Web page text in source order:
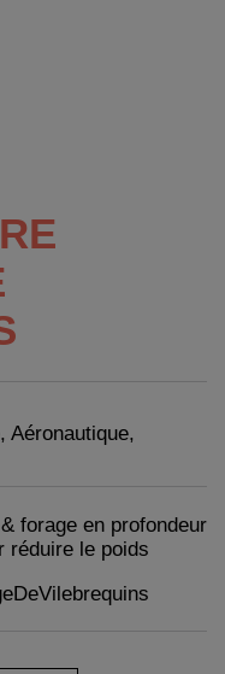
Aéronautique,
forage en profondeur
réduire le poids